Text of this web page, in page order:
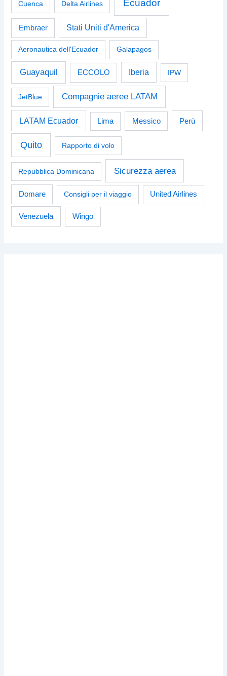
Cuenca Delta Airlines Ecuador
Embraer Stati Uniti d'America
Aeronautica dell'Ecuador Galapagos
Guayaquil ECCOLO Iberia IPW
JetBlue Compagnie aeree LATAM
LATAM Ecuador Lima Messico Perù
Quito Rapporto di volo
Repubblica Dominicana Sicurezza aerea
Domare Consigli per il viaggio United Airlines
Venezuela Wingo